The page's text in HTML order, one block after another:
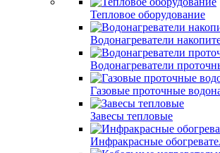
Тепловое оборудование
Водонагреватели
Водонагреватели
Газовые проточные
Завесы тепловые
Инфракрасные